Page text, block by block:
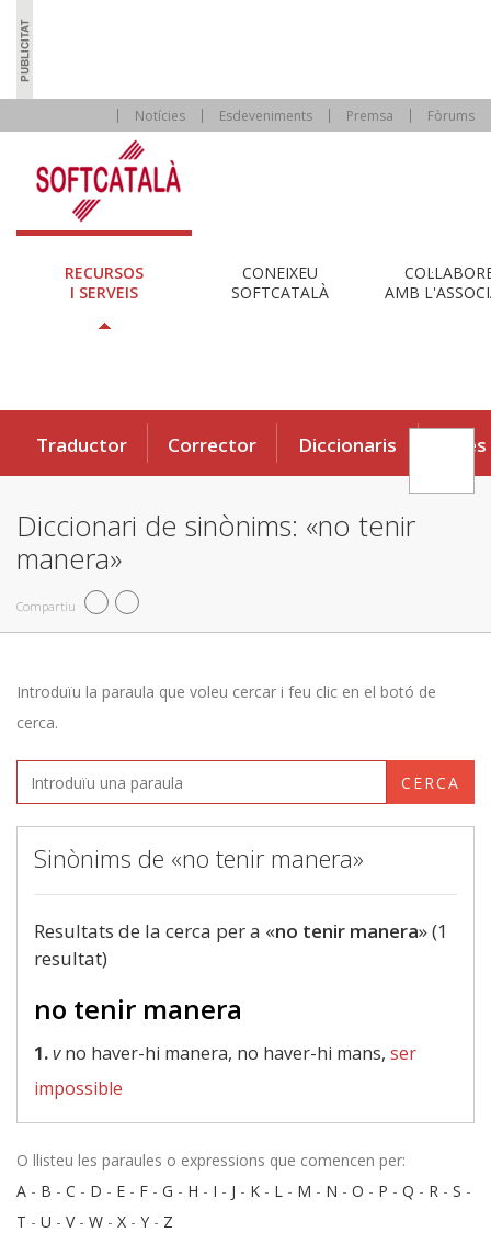
Notícies Esdeveniments Premsa Fòrums
RECURSOS
I SERVEIS
CONEIXEU
SOFTCATALÀ
AMB
Traductor Corrector Diccionaris Eines
Diccionari de sinònims: «no tenir
manera»
Compartiu
Introduïu la paraula que voleu cercar i feu clic en el botó de
cerca.
CERCA
Sinònims de «no tenir manera»
Resultats de la cerca per a «no tenir manera» (1
resultat)
no tenir manera
1.vno haver-hi manera, no haver-hi mans, ser
impossible
O llisteu les paraules o expressions que comencen per:
A - B - C - D - E - F - G - H - I - J - K - L - M - N - O - P - Q - R - S -
T - U - V- W - X - Y - Z